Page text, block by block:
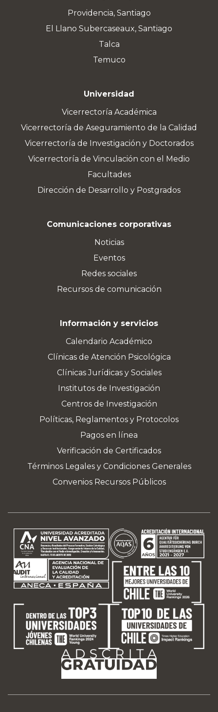
Providencia, Santiago
El Llano Subercaseaux, Santiago
Talca
Temuco
Universidad
Vicerrectoría Académica
Vicerrectoría de Aseguramiento de la Calidad
Vicerrectoría de Investigación y Doctorados
Vicerrectoría de Vinculación con el Medio
Facultades
Dirección de Desarrollo y Postgrados
Comunicaciones corporativas
Noticias
Eventos
Redes sociales
Recursos de comunicación
Información y servicios
Calendario Académico
Clínicas de Atención Psicológica
Clínicas Jurídicas y Sociales
Institutos de Investigación
Centros de Investigación
Políticas, Reglamentos y Protocolos
Pagos en línea
Verificación de Certificados
Términos Legales y Condiciones Generales
Convenios Recursos Públicos